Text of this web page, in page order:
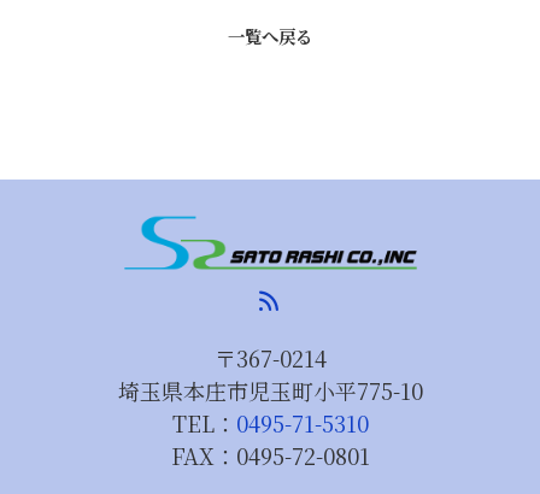
一覧へ戻る
rss_feed
〒367-0214
埼玉県本庄市児玉町小平775-10
TEL： 0495-71-5310
FAX： 0495-72-0801